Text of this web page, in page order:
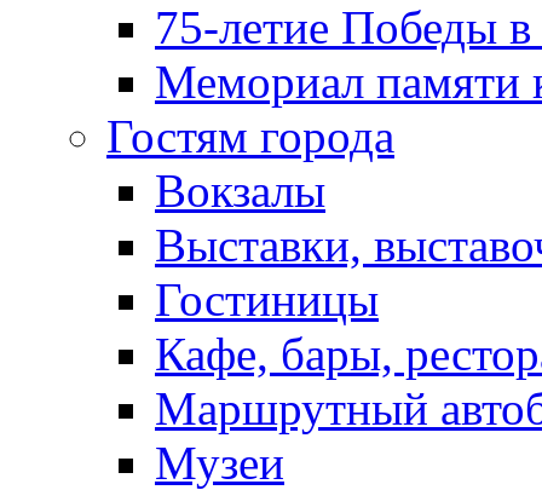
75-летие Победы
Мемориал памяти
Гостям города
Вокзалы
Выставки,
Гостиницы
Кафе, бары,
Маршрутный
Музеи